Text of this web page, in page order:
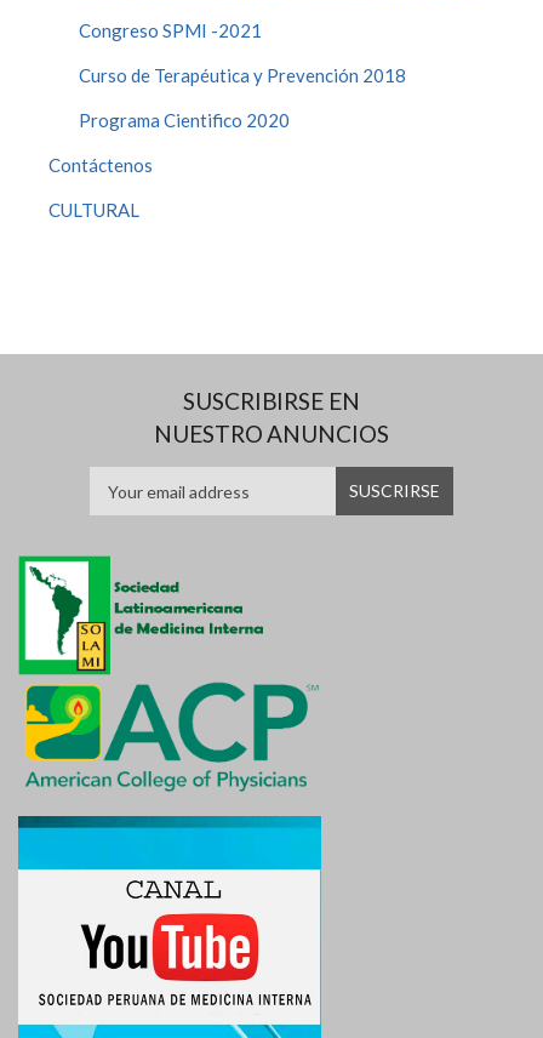
Congreso SPMI -2021
Curso de Terapéutica y Prevención 2018
Programa Cientifico 2020
Contáctenos
CULTURAL
SUSCRIBIRSE EN
NUESTRO ANUNCIOS